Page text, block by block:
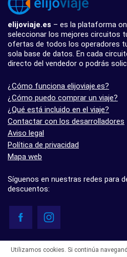
elijoviaje.es – es la plataforma
seleccionar los mejores circuitos
ofertas de todos los operadores
sola base de datos. En cada
directo del vendedor o podrás
¿Cómo funciona elijoviaje.es?
¿Cómo puedo comprar un viaje?
¿Qué está incluido en el viaje?
Contactar con los desarrolladores
Aviso legal
Política de privacidad
Mapa web
Síguenos en nuestras redes para
descuentos:
- 5.0 basado en 7 opiniones
Utilizamos cookies. Si continúa